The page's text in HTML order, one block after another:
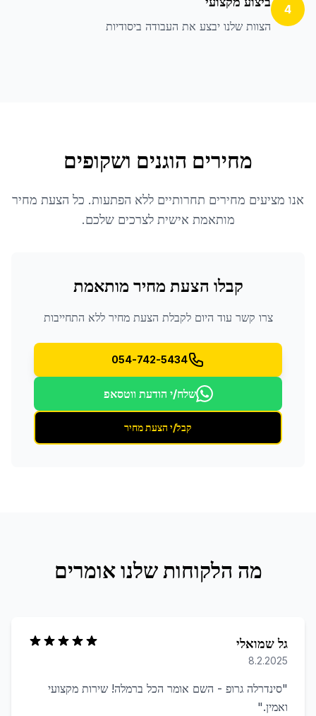
4
הצוות שלנו יבצע את העבודה ביסודיות
מחירים הוגנים ושקופים
אנו מציעים מחירים תחרותיים ללא הפתעות. כל הצעת מחיר
מותאמת אישית לצרכים שלכם.
קבלו הצעת מחיר מותאמת
צרו קשר עוד היום לקבלת הצעת מחיר ללא התחייבות
054-742-5434
שלח/י הודעת ווטסאפ
קבל/י הצעת מחיר
מה הלקוחות שלנו אומרים
גל שמואלי
8.2.2025
"סינדרלה גרופ - השם אומר הכל ברמלה! שירות מקצועי
ואמין."